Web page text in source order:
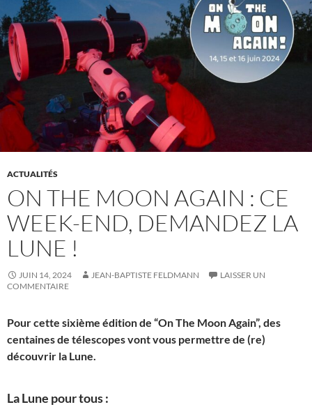
ACTUALITÉS
ON THE MOON AGAIN : CE
WEEK-END, DEMANDEZ LA
LUNE !
JUIN 14, 2024 JEAN-BAPTISTE FELDMANN
LAISSER UN
COMMENTAIRE
Pour cette sixième édition de “On The Moon Again”, des
centaines de télescopes vont vous permettre de (re)
découvrir la Lune.
La Lune pour tous :